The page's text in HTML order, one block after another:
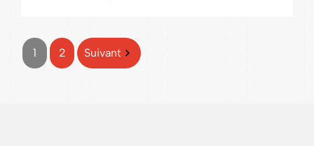
1 2 Suivant